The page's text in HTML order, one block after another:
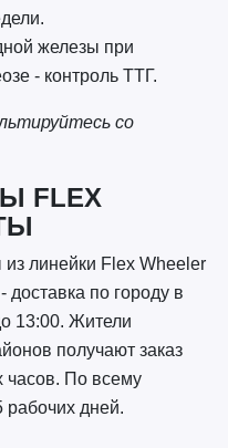
железы при
- контроль ТТГ.
со
FLEX
линейки Flex Wheeler
доставка по городу в
13:00. Жители
получают заказ
часов. По всему
рабочих дней.